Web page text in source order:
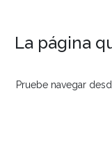
La página
Pruebe navegar